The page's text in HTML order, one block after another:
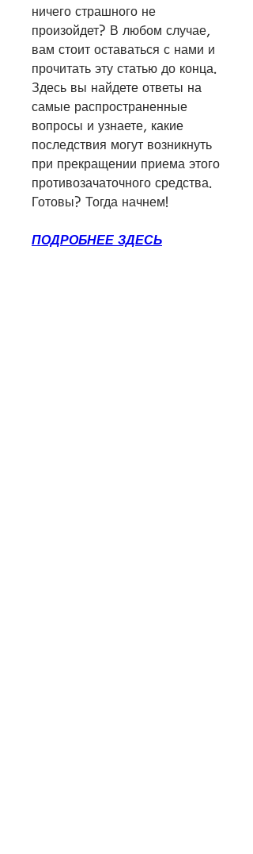
ничего страшного не
произойдет? В любом случае,
вам стоит оставаться с нами и
прочитать эту статью до конца.
Здесь вы найдете ответы на
самые распространенные
вопросы и узнаете, какие
последствия могут возникнуть
при прекращении приема этого
противозачаточного средства.
Готовы? Тогда начнем!
ПОДРОБНЕЕ ЗДЕСЬ